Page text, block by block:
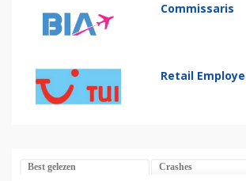
Commissaris
Retail
Best gelezen Crashes